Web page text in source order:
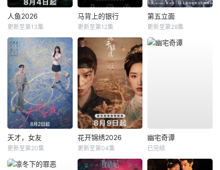
人鱼2026
更新至第13集
马背上的银行
更新至第12集
第五立面
更新至第29集
天才，女友
更新至第20集
花开锦绣2026
更新至第04集
幽宅奇谭
已完结